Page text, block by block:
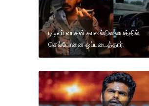
டிடிஎப் வாசன் காவல்நிலையத்தில்
செல்போனை ஒப்படைத்தார்.